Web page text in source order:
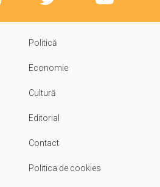
Politică
Economie
Cultură
Editorial
Contact
Politica de cookies